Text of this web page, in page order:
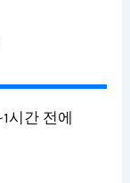
시간 전에